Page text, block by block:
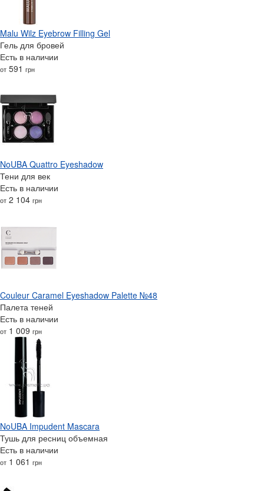
Malu Wilz Eyebrow Filling Gel
Гель для бровей
Есть в наличии
от 591 грн
NoUBA Quattro Eyeshadow
Тени для век
Есть в наличии
от 2 104 грн
Couleur Caramel Eyeshadow Palette №48
Палета теней
Есть в наличии
от 1 009 грн
NoUBA Impudent Mascara
Тушь для ресниц объемная
Есть в наличии
от 1 061 грн